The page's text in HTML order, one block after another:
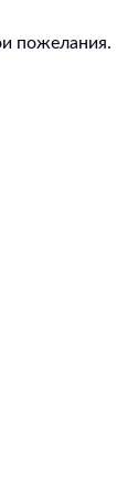
пожелания.